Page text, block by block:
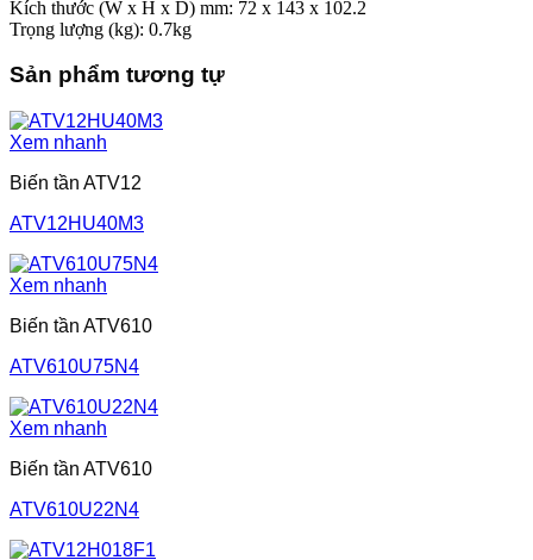
Kích thước (W x H x D) mm: 72 x 143 x 102.2
Trọng lượng (kg): 0.7kg
Sản phẩm tương tự
Xem nhanh
Biến tần ATV12
ATV12HU40M3
Xem nhanh
Biến tần ATV610
ATV610U75N4
Xem nhanh
Biến tần ATV610
ATV610U22N4